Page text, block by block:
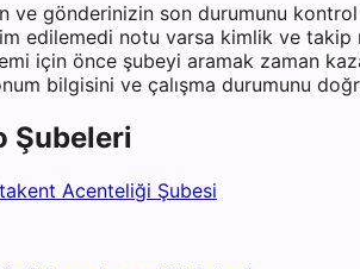
ve gönderinizin son durumunu
edilemedi notu varsa kimlik ve takip
için önce şubeyi aramak zaman
bilgisini ve çalışma durumunu
Şubeleri
Acenteliği Şubesi